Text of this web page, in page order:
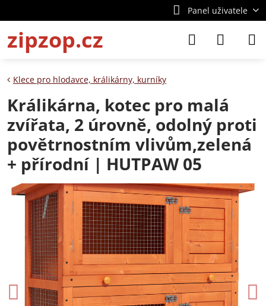
Panel uživatele
zipzop.cz
Klece pro hlodavce, králikárny, kurníky
Králikárna, kotec pro malá
zvířata, 2 úrovně, odolný proti
povětrnostním vlivům,zelená
+ přírodní | HUTPAW 05